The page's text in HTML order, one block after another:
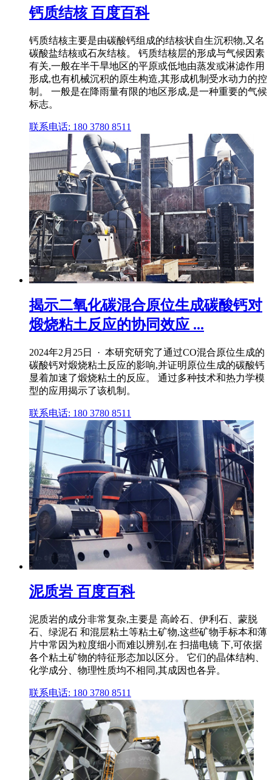
钙质结核 百度百科
钙质结核主要是由碳酸钙组成的结核状自生沉积物,又名
碳酸盐结核或石灰结核。 钙质结核层的形成与气候因素
有关,一般在半干旱地区的平原或低地由蒸发或淋滤作用
形成,也有机械沉积的原生构造,其形成机制受水动力的控
制。 一般是在降雨量有限的地区形成,是一种重要的气候
标志。
联系电话: 180 3780 8511
揭示二氧化碳混合原位生成碳酸钙对
煅烧粘土反应的协同效应 ...
2024年2月25日 · 本研究研究了通过CO混合原位生成的
碳酸钙对煅烧粘土反应的影响,并证明原位生成的碳酸钙
显着加速了煅烧粘土的反应。 通过多种技术和热力学模
型的应用揭示了该机制。
联系电话: 180 3780 8511
泥质岩 百度百科
泥质岩的成分非常复杂,主要是 高岭石、伊利石、蒙脱
石、绿泥石 和混层粘土等粘土矿物,这些矿物手标本和薄
片中常因为粒度细小而难以辨别,在 扫描电镜 下,可依据
各个粘土矿物的特征形态加以区分。 它们的晶体结构、
化学成分、物理性质均不相同,其成因也各异。
联系电话: 180 3780 8511